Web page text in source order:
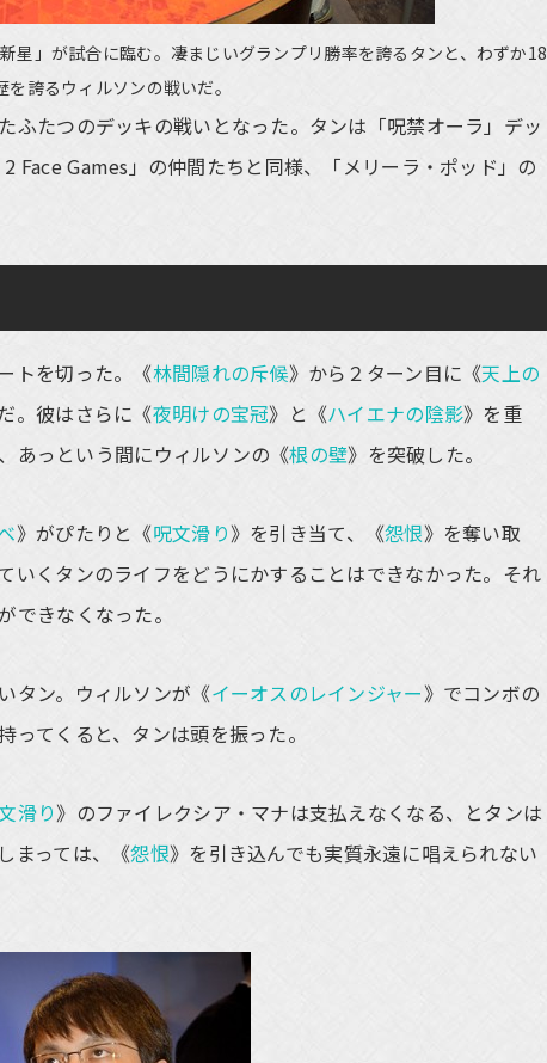
星」が試合に臨む。凄まじいグランプリ勝率を誇るタンと、わずか18
誇るウィルソンの戦いだ。
たつのデッキの戦いとなった。タンは「呪禁オーラ」デッ
Face Games」の仲間たちと同様、「メリーラ・ポッド」の
トを切った。《林間隠れの斥候》から２ターン目に《天上の
。彼はさらに《夜明けの宝冠》と《ハイエナの陰影》を重
あっという間にウィルソンの《根の壁》を突破した。
》がぴたりと《呪文滑り》を引き当て、《怨恨》を奪い取
いくタンのライフをどうにかすることはできなかった。それ
できなくなった。
タン。ウィルソンが《イーオスのレインジャー》でコンボの
ってくると、タンは頭を振った。
滑り》のファイレクシア・マナは支払えなくなる、とタンは
まっては、《怨恨》を引き込んでも実質永遠に唱えられない